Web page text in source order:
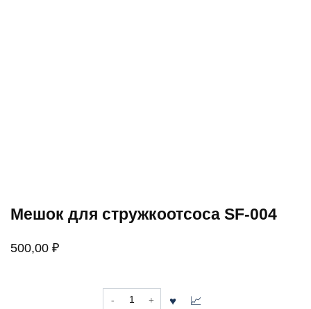
Мешок для стружкоотсоса SF-004
500,00 ₽
Количество